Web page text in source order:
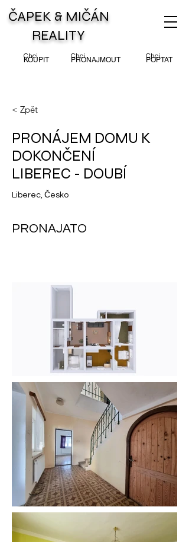
ČAPEK & MIČÁN
REALITY
Chci
KOUPIT Chci
PRONAJMOUT Chci
POPTAT
< Zpět
PRONÁJEM DOMU K
DOKONČENÍ
LIBEREC - DOUBÍ
Liberec, Česko
PRONAJATO